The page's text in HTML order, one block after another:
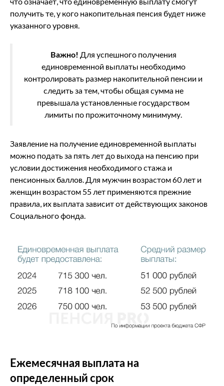
получить те, у кого накопительная пенсия будет ниже
указанного уровня.
Важно! Для успешного получения
единовременной выплаты необходимо
контролировать размер накопительной пенсии и
следить за тем, чтобы общая сумма не
превышала установленные государством
лимиты по прожиточному минимуму.
Заявление на получение единовременной выплаты
можно подать за пять лет до выхода на пенсию при
условии достижения необходимого стажа и
пенсионных баллов. Для мужчин возрастом 60 лет и
женщин возрастом 55 лет применяются прежние
правила, их выплата зависит от действующих законов
Социального фонда.
Ежемесячная выплата на
определенный срок